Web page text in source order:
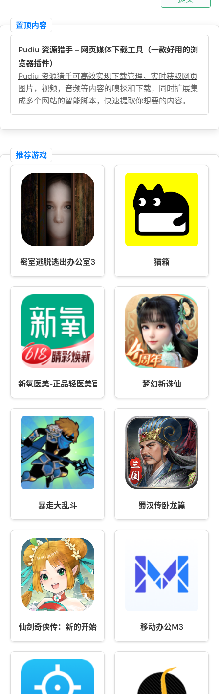
置顶内容
Pudiu 资源猎手 – 网页媒体下载工具（一款好用的浏
览器插件）
Pudiu 资源猎手可高效实现下载管理，实时获取网页
图片，视频，音频等内容的嗅探和下载，同时扩展集
成多个网站的智能脚本，快速提取你想要的内容。
推荐游戏
密室逃脱逃出办公室3 猫箱
新氧医美-正品轻医美官方补贴 梦幻新诛仙
暴走大乱斗 蜀汉传卧龙篇
仙剑奇侠传：新的开始 移动办公M3